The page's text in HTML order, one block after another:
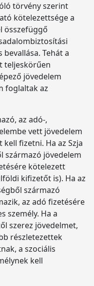
törvény szerint
kötelezettsége a
összefüggő
Tehát a
teljeskörűen
jövedelem
foglaltak az
az adó-,
vett jövedelem
fizetni. Ha az Szja
származó jövedelem
kötelezett
kifizetőt is). Ha az
származó
az adó fizetésére
személy. Ha a
szerez jövedelmet,
részletezettek
a szociális
kell